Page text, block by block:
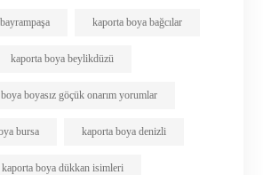
kaporta boya bağcılar
kaporta boya beylikdüzü
boyasız göçük onarım yorumlar
bursa kaporta boya denizli
kaporta boya dükkan isimleri